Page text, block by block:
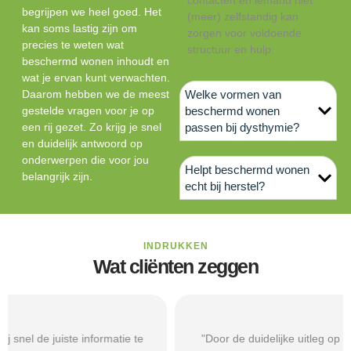
begrijpen we heel goed. Het
kan soms lastig zijn om
precies te weten wat
beschermd wonen inhoudt en
wat je ervan kunt verwachten.
Daarom hebben we de meest
gestelde vragen voor je op
een rij gezet. Zo krijg je snel
en duidelijk antwoord op
onderwerpen die voor jou
belangrijk zijn.
(meer) zelfstandig kan
zorgen voor voldoende
structuur en hulp.
Welke vormen van
beschermd wonen
passen bij dysthymie?
Helpt beschermd wonen
echt bij herstel?
INDRUKKEN
Wat cliënten zeggen
"Door de duidelijke uitleg op Beschermd-Wonen.nl wist ik